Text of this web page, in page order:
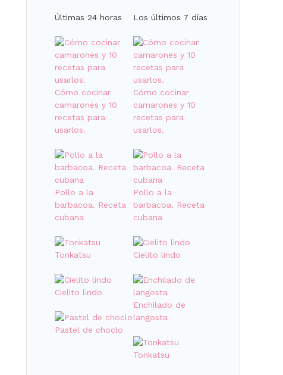
Últimas 24 horas
Cómo cocinar
camarones y 10
recetas para
usarlos.
Pollo a la
barbacoa. Receta
cubana
Tonkatsu
Cielito lindo
Pastel de choclo
Los últimos 7 días
Cómo cocinar
camarones y 10
recetas para
usarlos.
Pollo a la
barbacoa. Receta
cubana
Cielito lindo
Enchilado de
langosta
Tonkatsu